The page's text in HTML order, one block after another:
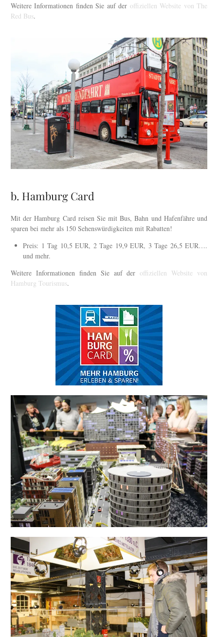
Weitere Informationen finden Sie auf der offiziellen Website von The
Red Bus.
b. Hamburg Card
Mit der Hamburg Card reisen Sie mit Bus, Bahn und Hafenfähre und
sparen bei mehr als 150 Sehenswürdigkeiten mit Rabatten!
Preis: 1 Tag 10,5 EUR, 2 Tage 19,9 EUR, 3 Tage 26,5 EUR….
und mehr.
Weitere Informationen finden Sie auf der offiziellen Website von
Hamburg Tourismus.